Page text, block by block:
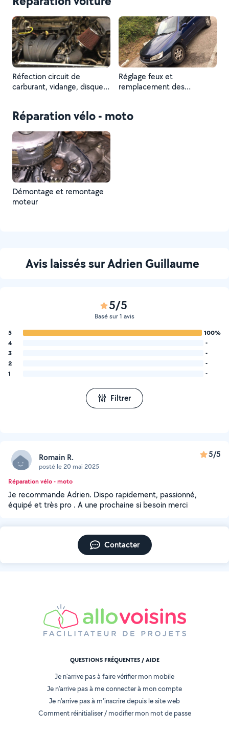
Réfection circuit de
carburant, vidange, disque
Réglage feux et
remplacement des
Réparation vélo - moto
Démontage et remontage
moteur
Avis laissés sur Adrien Guillaume
5/5
Basé sur 1 avis
5
100%
4
-
3
-
2
-
1
-
Filtrer
Romain R.
posté le 20 mai 2025
5/5
Réparation vélo - moto
Je recommande Adrien. Dispo rapidement, passionné,
équipé et très pro . A une prochaine si besoin merci
Contacter
QUESTIONS FRÉQUENTES / AIDE
Je n'arrive pas à faire vérifier mon mobile
Je n'arrive pas à me connecter à mon compte
Je n'arrive pas à m'inscrire depuis le site web
Comment réinitialiser / modifier mon mot de passe